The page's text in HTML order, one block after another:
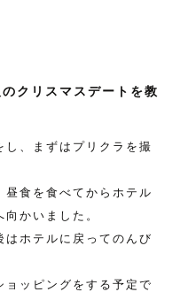
クリスマスデートを教
、まずはプリクラを撮
昼食を食べてからホテル
かいました。
はホテルに戻ってのんび
ッピングをする予定で